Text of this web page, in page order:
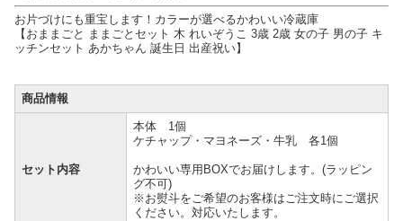
お片づけにも重宝します！カラーが選べるかわいい冷蔵庫
【おままごと ままごとセット 木 れいぞうこ 3歳 2歳 女の子 男の子 キ
ッチンセット あかちゃん 誕生日 出産祝い】
商品情報
セット内容
本体 1個
ケチャップ・マヨネーズ・牛乳 各1個
かわいい専用BOXでお届けします。(ラッピン
グ不可)
※お熨斗をご希望のお客様はご注文時にご選択
ください。対応いたします。